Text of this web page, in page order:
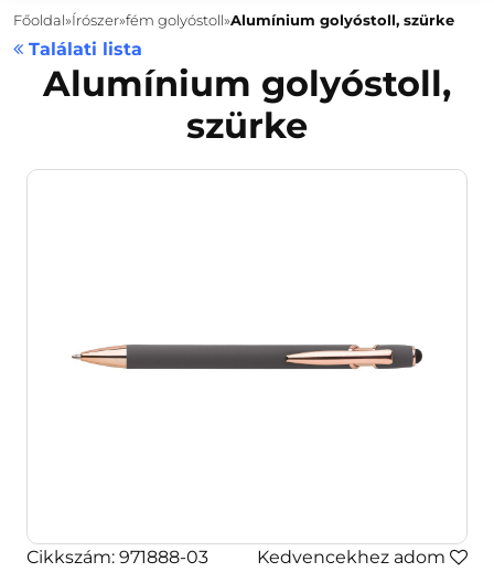
Főoldal Írószer fém golyóstoll Alumínium golyóstoll, szürke
Találati lista
Alumínium golyóstoll,
szürke
Cikkszám: 971888-03 Kedvencekhez adom